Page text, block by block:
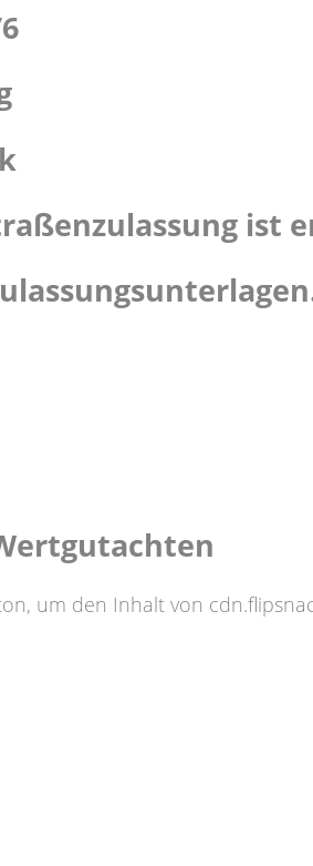
ist
um den Inhalt von